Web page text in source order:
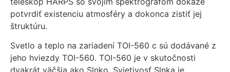
potvrdiť existenciu atmosféry a dokonca zistiť jej
štruktúru.
Svetlo a teplo na zariadení TOI-560 c sú dodávané z
jeho hviezdy TOI-560. TOI-560 je v skutočnosti